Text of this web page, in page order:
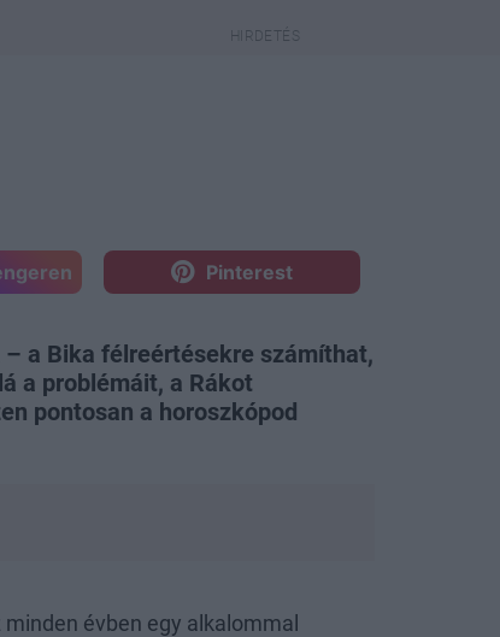
Pinterest
a Bika félreértésekre számíthat,
a problémáit, a Rákot
pontosan a horoszkópod
évben egy alkalommal